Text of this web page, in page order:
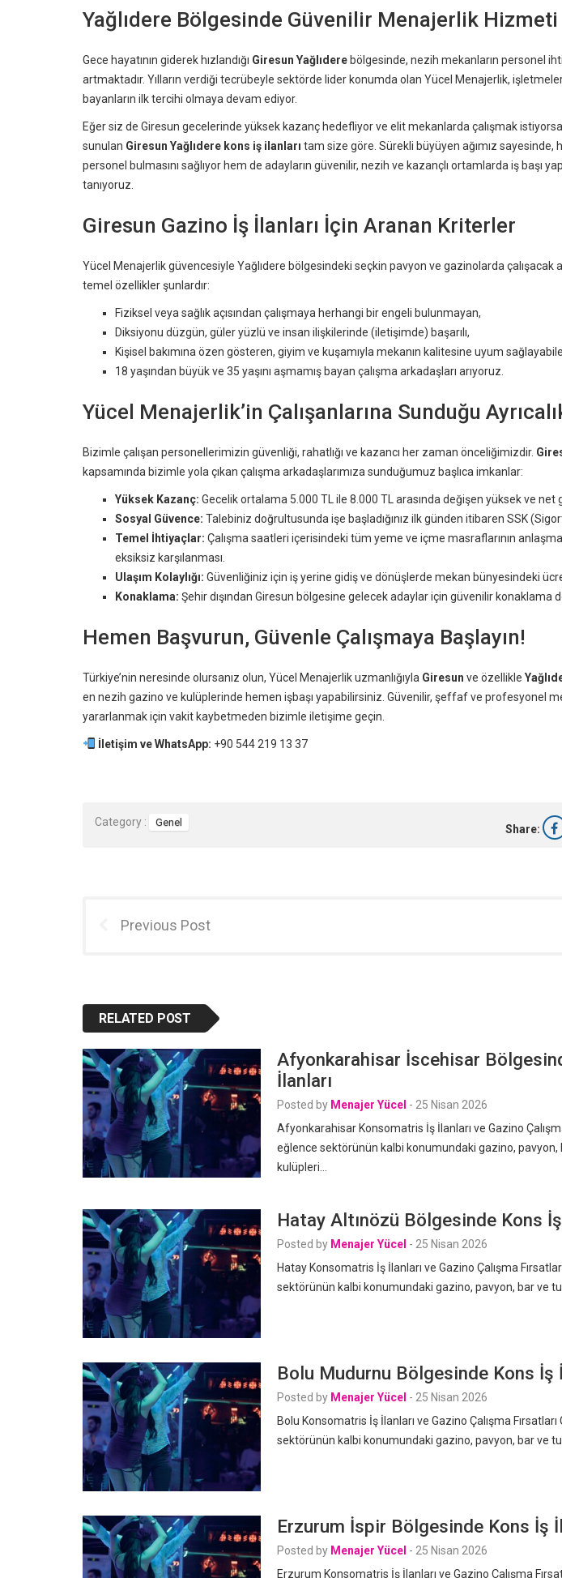
Yağlıdere Bölgesinde Güvenilir Menajerlik Hizmeti
Gece hayatının giderek hızlandığı Giresun Yağlıdere bölgesinde, nezih mekanların personel
artmaktadır. Yılların verdiği tecrübeyle sektörde lider konumda olan Yücel Menajerlik,
bayanların ilk tercihi olmaya devam ediyor.
Eğer siz de Giresun gecelerinde yüksek kazanç hedefliyor ve elit mekanlarda çalışmak
sunulan Giresun Yağlıdere kons iş ilanları tam size göre. Sürekli büyüyen ağımız sayesinde,
personel bulmasını sağlıyor hem de adayların güvenilir, nezih ve kazançlı ortamlarda iş başı
tanıyoruz.
Giresun Gazino İş İlanları İçin Aranan Kriterler
Yücel Menajerlik güvencesiyle Yağlıdere bölgesindeki seçkin pavyon ve gazinolarda çalışacak
temel özellikler şunlardır:
Fiziksel veya sağlık açısından çalışmaya herhangi bir engeli bulunmayan,
Diksiyonu düzgün, güler yüzlü ve insan ilişkilerinde (iletişimde) başarılı,
Kişisel bakımına özen gösteren, giyim ve kuşamıyla mekanın kalitesine uyum
18 yaşından büyük ve 35 yaşını aşmamış bayan çalışma arkadaşları arıyoruz.
Yücel Menajerlik’in Çalışanlarına Sunduğu
Bizimle çalışan personellerimizin güvenliği, rahatlığı ve kazancı her zaman önceliğimizdir.
kapsamında bizimle yola çıkan çalışma arkadaşlarımıza sunduğumuz başlıca imkanlar:
Yüksek Kazanç: Gecelik ortalama 5.000 TL ile 8.000 TL arasında değişen yüksek ve net
Sosyal Güvence: Talebiniz doğrultusunda işe başladığınız ilk günden itibaren SSK
Temel İhtiyaçlar: Çalışma saatleri içerisindeki tüm yeme ve içme masraflarının
eksiksiz karşılanması.
Ulaşım Kolaylığı: Güvenliğiniz için iş yerine gidiş ve dönüşlerde mekan bünyesindeki
Konaklama: Şehir dışından Giresun bölgesine gelecek adaylar için güvenilir konaklama
Hemen Başvurun, Güvenle Çalışmaya Başlayın!
Türkiye’nin neresinde olursanız olun, Yücel Menajerlik uzmanlığıyla Giresun ve özellikle
en nezih gazino ve kulüplerinde hemen işbaşı yapabilirsiniz. Güvenilir, şeffaf ve profesyonel
yararlanmak için vakit kaybetmeden bizimle iletişime geçin.
İletişim ve WhatsApp: +90 544 219 13 37
Category : Genel Share:
Previous Post
RELATED POST
Afyonkarahisar İscehisar
İlanları
Posted by Menajer Yücel - 25 Nisan 2026
Afyonkarahisar Konsomatris İş İlanları ve Gazino
eğlence sektörünün kalbi konumundaki gazino, pavyon,
kulüpleri…
Hatay Altınözü Bölgesinde Kons
Posted by Menajer Yücel - 25 Nisan 2026
Hatay Konsomatris İş İlanları ve Gazino Çalışma
sektörünün kalbi konumundaki gazino, pavyon, bar ve
Bolu Mudurnu Bölgesinde Kons İş
Posted by Menajer Yücel - 25 Nisan 2026
Bolu Konsomatris İş İlanları ve Gazino Çalışma
sektörünün kalbi konumundaki gazino, pavyon, bar ve
Erzurum İspir Bölgesinde Kons İş
Posted by Menajer Yücel - 25 Nisan 2026
Erzurum Konsomatris İş İlanları ve Gazino Çalışma